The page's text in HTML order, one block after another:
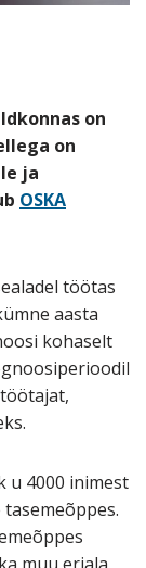
on
on
ja
OSKA
töötas
aasta
kohaselt
u 4000 inimest